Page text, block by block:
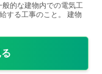
的な建物内での電気工
する工事のこと。 建物